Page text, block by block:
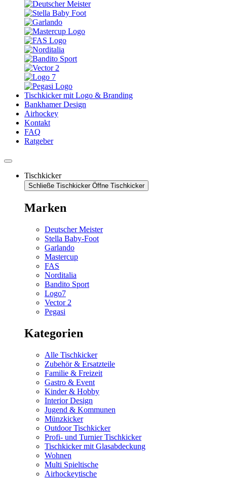
Tischkicker mit Logo & Branding
Bankhamer Design
Airhockey
Kontakt
FAQ
Ratgeber
Tischkicker
Schließe Tischkicker Öffne Tischkicker
Marken
Deutscher Meister
Stella Baby-Foot
Garlando
Mastercup
FAS
Norditalia
Bandito Sport
Logo7
Vector 2
Pegasi
Kategorien
Alle Tischkicker
Zubehör & Ersatzteile
Familie & Freizeit
Gastro & Event
Kinder & Hobby
Interior Design
Jugend & Kommunen
Münzkicker
Outdoor Tischkicker
Profi- und Turnier Tischkicker
Tischkicker mit Glasabdeckung
Wohnen
Multi Spieltische
Airhockeytische